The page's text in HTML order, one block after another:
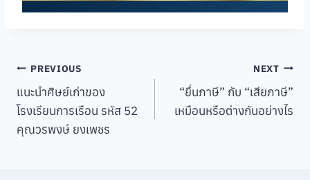
Post
navigation
PREVIOUS
แนะนำศิษย์เก่าของ
โรงเรียนการเรือน รหัส 52
คุณวรพงษ์ ยงเพชร
NEXT
“ยื่นภาษี” กับ “เสียภาษี”
เหมือนหรือต่างกันอย่างไร